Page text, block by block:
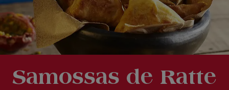
Samossas de Ratte